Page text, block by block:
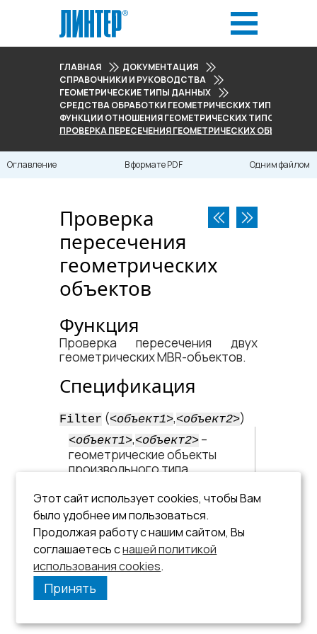
ГЛАВНАЯ
ДОКУМЕНТАЦИЯ
СПРАВОЧНИКИ И РУКОВОДСТВА
ГЕОМЕТРИЧЕСКИЕ ТИПЫ ДАННЫХ
СРЕДСТВА ОБРАБОТКИ ГЕОМЕТРИЧЕСКИХ ТИПОВ
ФУНКЦИИ ОТНОШЕНИЯ ГЕОМЕТРИЧЕСКИХ ТИПОВ
ПРОВЕРКА ПЕРЕСЕЧЕНИЯ ГЕОМЕТРИЧЕСКИХ ОБЪЕКТОВ
Оглавление В формате PDF Одним файлом
Проверка
пересечения
геометрических
объектов
Функция
Проверка пересечения двух
геометрических MBR-объектов.
Спецификация
Filter (<​объект1​>,<​объект2​>)
<​объект1​>,<​объект2​> –
геометрические объекты
произвольного типа.
Этот сайт использует cookies, чтобы Вам
было удобнее им пользоваться.
Продолжая работу с нашим сайтом, Вы
соглашаетесь снашей политикой
использования cookies.
Принять